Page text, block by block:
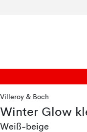
Villeroy & Boch
Winter Glow
Weiß-beige